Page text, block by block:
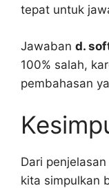
tepat untuk
Jawaban d.
100% salah,
pembahasan
Dari
kita simpulkan